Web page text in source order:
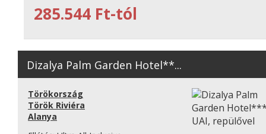
285.544 Ft-tól
Dizalya Palm Garden Hotel**...
Törökország
Török Riviéra
Alanya